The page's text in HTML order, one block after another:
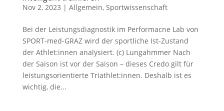
Nov 2, 2023 | Allgemein, Sportwissenschaft
Bei der Leistungsdiagnostik im Performacne Lab von
SPORT-med-GRAZ wird der sportliche Ist-Zustand
der Athlet:innen analysiert. (c) Lungahmmer Nach
der Saison ist vor der Saison – dieses Credo gilt für
leistungsorientierte Triathlet:innen. Deshalb ist es
wichtig, die...